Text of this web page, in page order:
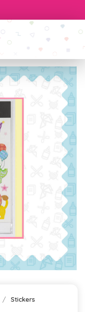
Stickers